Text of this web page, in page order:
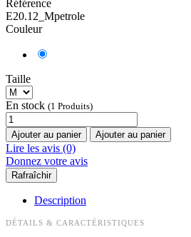
Référence
E20.12_Mpetrole
Couleur
Taille
En stock (1 Produits)
Ajouter au panier Ajouter au panier
Lire les avis (0)
Donnez votre avis
Description
DÉTAILS & CARACTÉRISTIQUES